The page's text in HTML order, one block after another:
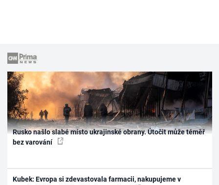
Rusko našlo slabé místo ukrajinské obrany. Útočit může téměř
bez varování
Kubek: Evropa si zdevastovala farmacii, nakupujeme v